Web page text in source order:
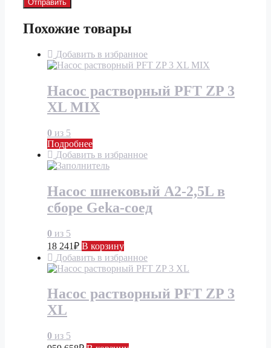
Похожие товары
Добавить в избранное
Насос растворный PFT ZP 3
XL MIX
0 из 5
Подробнее
Добавить в избранное
Насос шнековый А2-2,5L в
сборе Geka-соед
0 из 5
18 241₽ В корзину
Добавить в избранное
Насос растворный PFT ZP 3
XL
0 из 5